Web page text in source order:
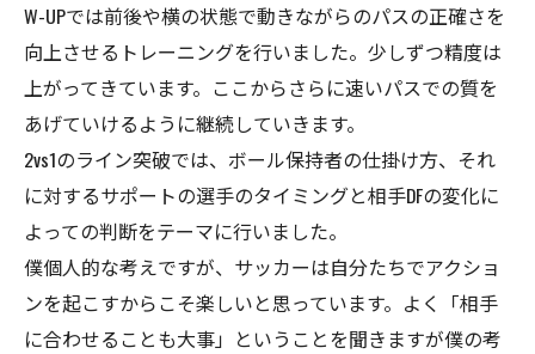
W-UPでは前後や横の状態で動きながらのパスの正確さを
向上させるトレーニングを行いました。少しずつ精度は
上がってきています。ここからさらに速いパスでの質を
あげていけるように継続していきます。
2vs1のライン突破では、ボール保持者の仕掛け方、それ
に対するサポートの選手のタイミングと相手DFの変化に
よっての判断をテーマに行いました。
僕個人的な考えですが、サッカーは自分たちでアクショ
ンを起こすからこそ楽しいと思っています。よく「相手
に合わせることも大事」ということを聞きますが僕の考